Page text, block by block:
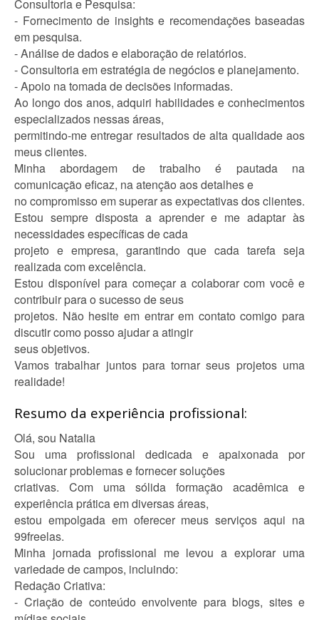
Consultoria e Pesquisa:
- Fornecimento de insights e recomendações baseadas
em pesquisa.
- Análise de dados e elaboração de relatórios.
- Consultoria em estratégia de negócios e planejamento.
- Apoio na tomada de decisões informadas.
Ao longo dos anos, adquiri habilidades e conhecimentos
especializados nessas áreas,
permitindo-me entregar resultados de alta qualidade aos
meus clientes.
Minha abordagem de trabalho é pautada na
comunicação eficaz, na atenção aos detalhes e
no compromisso em superar as expectativas dos clientes.
Estou sempre disposta a aprender e me adaptar às
necessidades específicas de cada
projeto e empresa, garantindo que cada tarefa seja
realizada com excelência.
Estou disponível para começar a colaborar com você e
contribuir para o sucesso de seus
projetos. Não hesite em entrar em contato comigo para
discutir como posso ajudar a atingir
seus objetivos.
Vamos trabalhar juntos para tornar seus projetos uma
realidade!
Resumo da experiência profissional:
Olá, sou Natalia
Sou uma profissional dedicada e apaixonada por
solucionar problemas e fornecer soluções
criativas. Com uma sólida formação acadêmica e
experiência prática em diversas áreas,
estou empolgada em oferecer meus serviços aqui na
99freelas.
Minha jornada profissional me levou a explorar uma
variedade de campos, incluindo:
Redação Criativa:
- Criação de conteúdo envolvente para blogs, sites e